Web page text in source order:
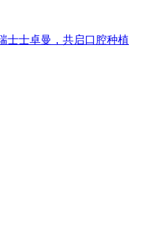
士士卓曼，共启口腔种植